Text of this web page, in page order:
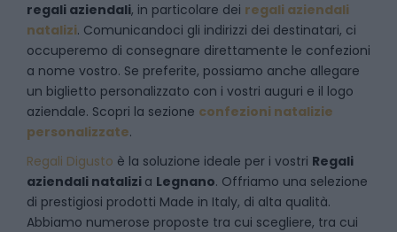
regali aziendali, in particolare dei regali aziendali
natalizi. Comunicandoci gli indirizzi dei destinatari, ci
occuperemo di consegnare direttamente le confezioni
a nome vostro. Se preferite, possiamo anche allegare
un biglietto personalizzato con i vostri auguri e il logo
aziendale. Scopri la sezione confezioni natalizie
personalizzate.
Regali Digusto è la soluzione ideale per i vostri Regali
aziendali natalizi a Legnano. Offriamo una selezione
di prestigiosi prodotti Made in Italy, di alta qualità.
Abbiamo numerose proposte tra cui scegliere, tra cui